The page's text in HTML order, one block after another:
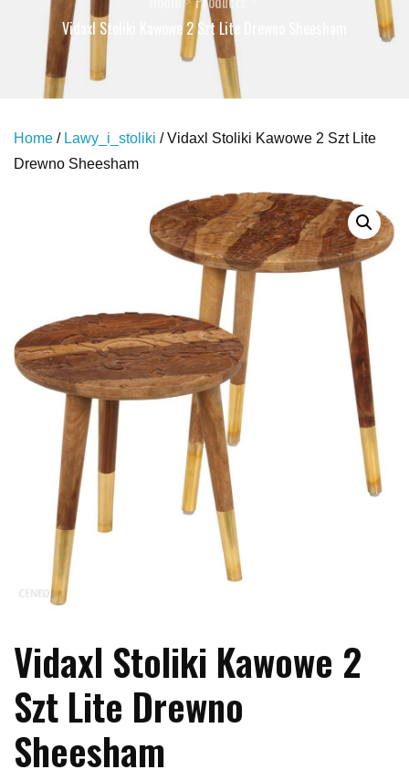
Vidaxl Stoliki Kawowe 2 Szt Lite Drewno Sheesham
Home / Lawy_i_stoliki / Vidaxl Stoliki Kawowe 2 Szt Lite
Drewno Sheesham
Vidaxl Stoliki Kawowe 2
Szt Lite Drewno
Sheesham